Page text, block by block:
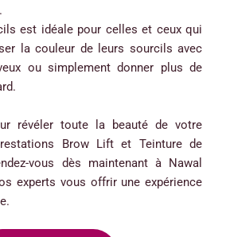
est idéale pour celles et ceux qui
la couleur de leurs sourcils avec
ou simplement donner plus de
révéler toute la beauté de votre
Brow Lift et Teinture de
vous dès maintenant à Nawal
experts vous offrir une expérience